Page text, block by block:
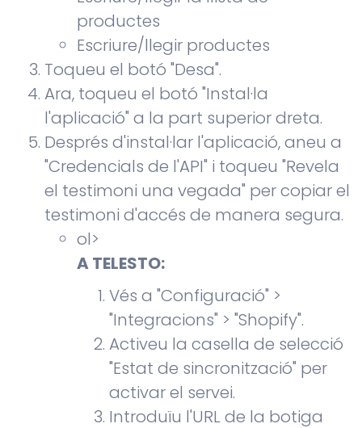
productes
Escriure/llegir productes
Toqueu el botó "Desa".
Ara, toqueu el botó "Instal·la
l'aplicació" a la part superior dreta.
Després d'instal·lar l'aplicació, aneu a
"Credencials de l'API" i toqueu "Revela
el testimoni una vegada" per copiar el
testimoni d'accés de manera segura.
ol>
A TELESTO:
Vés a "Configuració" >
"Integracions" > "Shopify".
Activeu la casella de selecció
"Estat de sincronització" per
activar el servei.
Introduïu l'URL de la botiga